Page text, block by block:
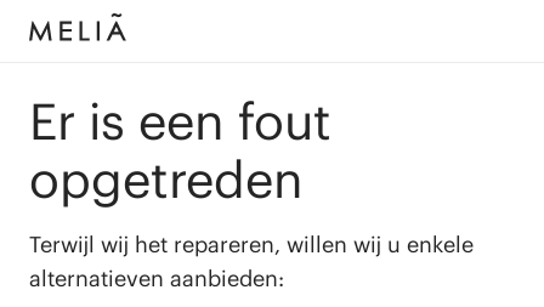
Er is een fout
opgetreden
Terwijl wij het repareren, willen wij u enkele
alternatieven aanbieden: